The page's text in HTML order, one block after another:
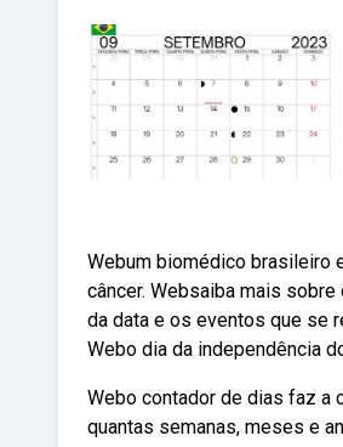
Webum biomédico brasileiro
câncer. Websaiba mais
da data e os eventos que se
Webo dia da independência
Webo contador de dias faz a
quantas semanas, meses e